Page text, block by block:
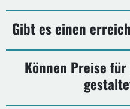
Gibt es einen
Können Preise